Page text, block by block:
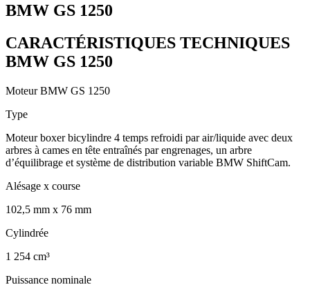
BMW GS 1250
CARACTÉRISTIQUES TECHNIQUES
BMW GS 1250
Moteur BMW GS 1250
Type
Moteur boxer bicylindre 4 temps refroidi par air/liquide avec deux
arbres à cames en tête entraînés par engrenages, un arbre
d’équilibrage et système de distribution variable BMW ShiftCam.
Alésage x course
102,5 mm x 76 mm
Cylindrée
1 254 cm³
Puissance nominale